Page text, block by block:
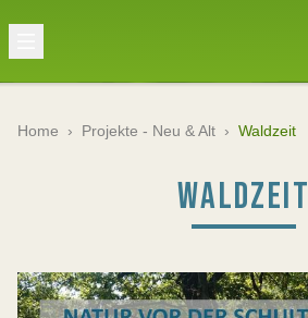
Home › Projekte - Neu & Alt › Waldzeit
WALDZEIT